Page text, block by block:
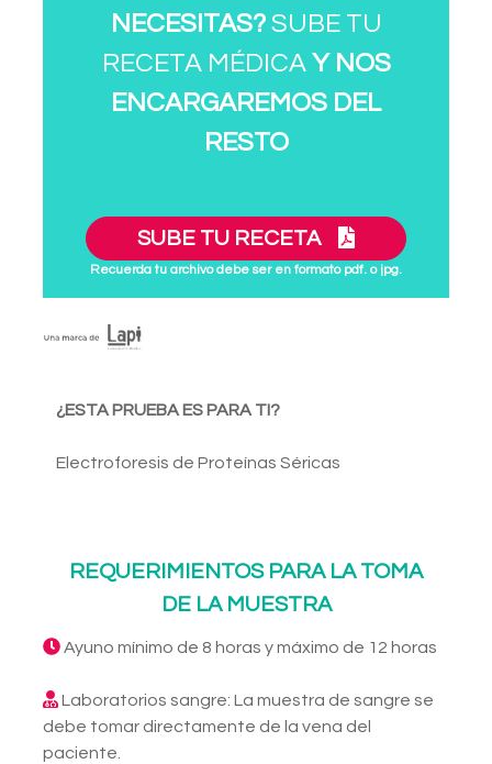
NECESITAS?SUBE TU
RECETA MÉDICA Y NOS
ENCARGAREMOS DEL
RESTO
SUBE TU RECETA
Recuerda tu archivo debe ser en formato pdf. o jpg.
¿ESTA PRUEBA ES PARA TI?
Electroforesis de Proteínas Séricas
REQUERIMIENTOS PARA LA TOMA
DE LA MUESTRA
Ayuno mínimo de 8 horas y máximo de 12 horas
Laboratorios sangre: La muestra de sangre se
debe tomar directamente de la vena del
paciente.